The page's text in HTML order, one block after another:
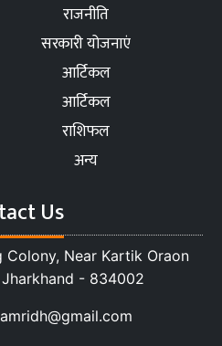
राजनीति
सरकारी योजनाएं
आर्टिकल
आर्टिकल
राशिफल
अन्य
Us
Colony, Near Kartik Oraon
- 834002